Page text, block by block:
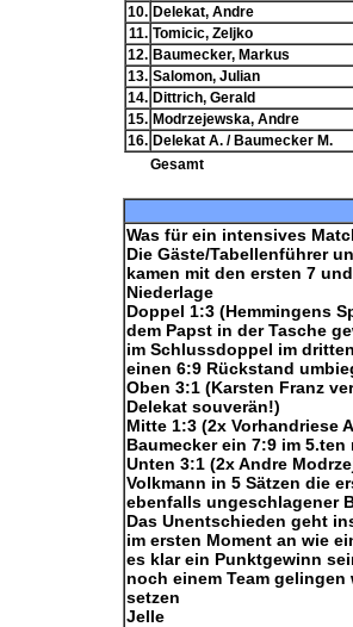
10. Delekat, Andre
11. Tomicic, Zeljko
12. Baumecker, Markus
13. Salomon, Julian
14. Dittrich, Gerald
15. Modrzejewska, Andre
16. Delekat A. / Baumecker M.
Gesamt
Was für ein intensives
Die Gäste/Tabellenführer
kamen mit den ersten 7
Niederlage
Doppel 1:3 (Hemmingens
dem Papst in der Tasche
im Schlussdoppel im
einen 6:9 Rückstand
Oben 3:1 (Karsten Franz
Delekat souverän!)
Mitte 1:3 (2x Vorhandriese
Baumecker ein 7:9 im
Unten 3:1 (2x Andre
Volkmann in 5 Sätzen die
ebenfalls ungeschlagener
Das Unentschieden geht
im ersten Moment an wie
es klar ein Punktgewinn
noch einem Team
setzen
Jelle